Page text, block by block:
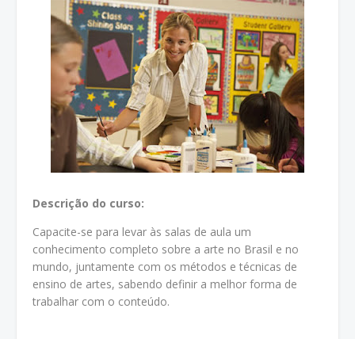
Descrição do curso:
Capacite-se para levar às salas de aula um
conhecimento completo sobre a arte no Brasil e no
mundo, juntamente com os métodos e técnicas de
ensino de artes, sabendo definir a melhor forma de
trabalhar com o conteúdo.